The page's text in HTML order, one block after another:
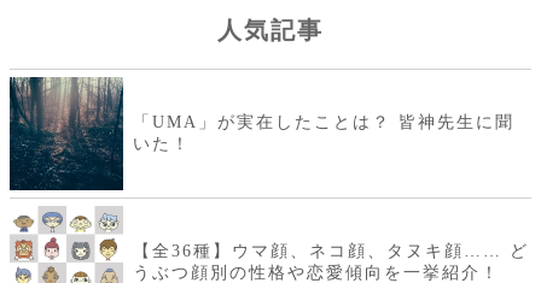
人気記事
「UMA」が実在したことは？ 皆神先生に聞
いた！
【全36種】ウマ顔、ネコ顔、タヌキ顔…… ど
うぶつ顔別の性格や恋愛傾向を一挙紹介！